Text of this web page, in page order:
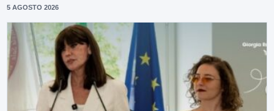
5 AGOSTO 2026